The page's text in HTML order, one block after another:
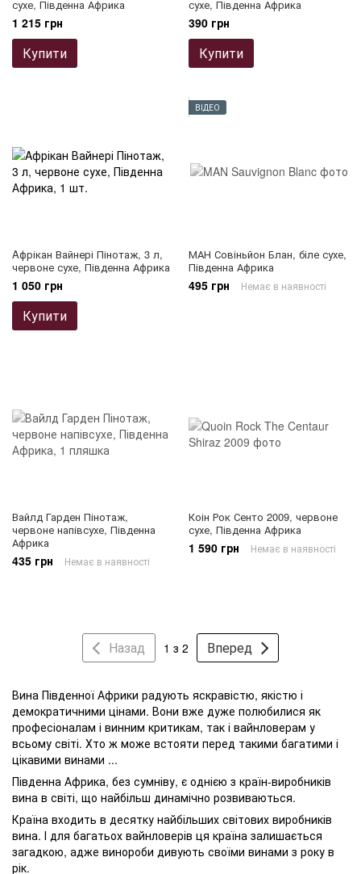
сухе, Південна Африка
1 215 грн
Купити
сухе, Південна Африка
390 грн
Купити
Aфрікан Вайнері Пінотаж, 3 л,
червоне сухе, Південна Африка
1 050 грн
Купити
ВІДЕО
МАН Совіньйон Блан, біле сухе,
Південна Африка
495 грн Немає в наявності
Вайлд Гарден Пінотаж,
червоне напівсухе, Південна
Африка
435 грн Немає в наявності
Коін Рок Сенто 2009, червоне
сухе, Південна Африка
1 590 грн Немає в наявності
Назад 1 з 2 Вперед
Вина Південної Африки радують яскравістю, якістю і
демократичними цінами. Вони вже дуже полюбилися як
професіоналам і винним критикам, так і вайнловерам у
всьому світі. Хто ж може встояти перед такими багатими і
цікавими винами ...
Південна Африка, без сумніву, є однією з країн-виробників
вина в світі, що найбільш динамічно розвиваються.
Країна входить в десятку найбільших світових виробників
вина. І для багатьох вайнловерів ця країна залишається
загадкою, адже винороби дивують своїми винами з року в
рік.